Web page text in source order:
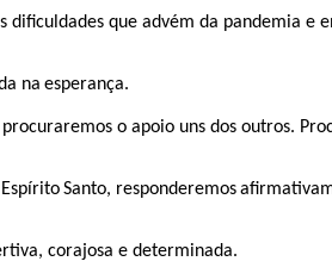
que advém da pandemia e
na esperança.
o apoio uns dos outros.
Espírito​​ Santo, responderemos​​
corajosa e determinada.